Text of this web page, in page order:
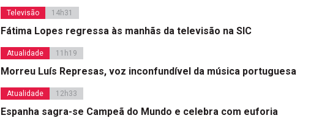
Televisão 14h31
Fátima Lopes regressa às manhãs da televisão na SIC
Atualidade 11h19
Morreu Luís Represas, voz inconfundível da música portuguesa
Atualidade 12h33
Espanha sagra-se Campeã do Mundo e celebra com euforia